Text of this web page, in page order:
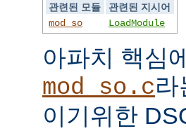
관련된 모듈
관련된 지시어
mod_so
LoadModule
아파치 핵심
mod_so.c
이기위한